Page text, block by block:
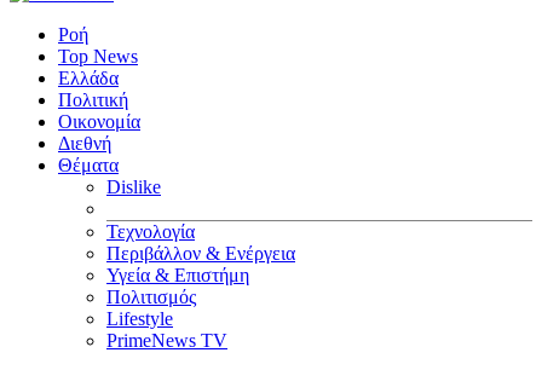
Ροή
Top News
Ελλάδα
Πολιτική
Οικονομία
Διεθνή
Θέματα
Dislike
Τεχνολογία
Περιβάλλον & Ενέργεια
Υγεία & Επιστήμη
Πολιτισμός
Lifestyle
PrimeNews TV